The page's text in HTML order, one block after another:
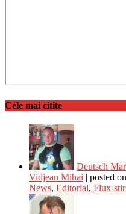
Cele mai citite
Deutsch
Vidjean Mihai | posted
News, Editorial, Flux-